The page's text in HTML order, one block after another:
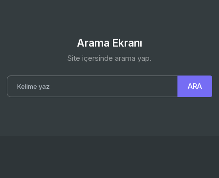
Arama Ekranı
Site içersinde arama yap.